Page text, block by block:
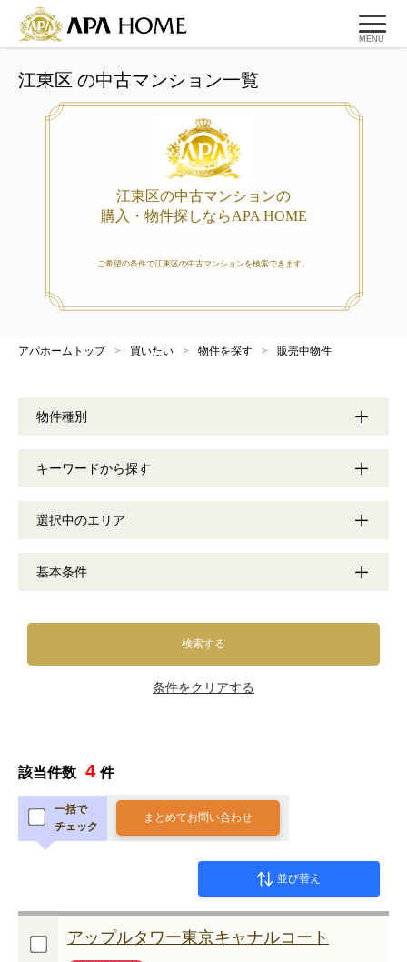
MENU
江東区 の中古マンション一覧
江東区の中古マンションの
購入・物件探しならAPA HOME
ご希望の条件で江東区の中古マンションを検索できます。
アパホームトップ > 買いたい > 物件を探す > 販売中物件
物件種別
キーワードから探す
選択中のエリア
基本条件
検索する
条件をクリアする
該当件数 4 件
一括で
チェック
まとめてお問い合わせ
並び替え
アップルタワー東京キャナルコート